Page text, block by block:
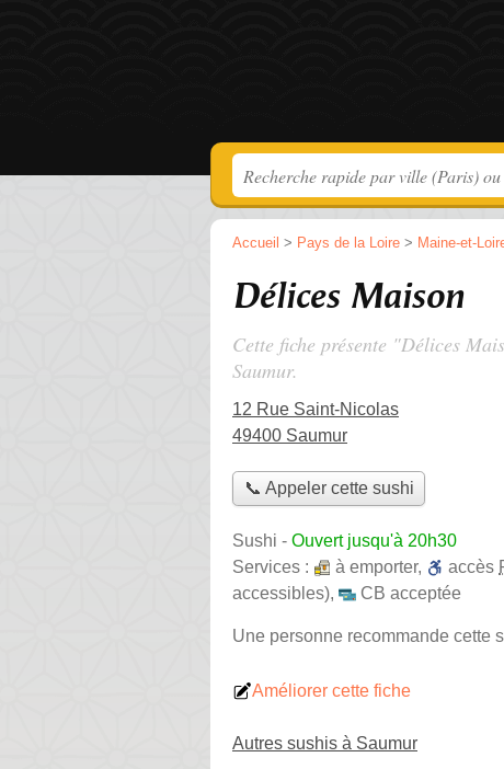
Accueil > Pays de la Loire > Maine-et-
Délices Maison
Cette fiche présente "Délices
Saumur.
12 Rue Saint-Nicolas
49400 Saumur
📞 Appeler cette sushi
Sushi - Ouvert jusqu'à 20h30
Services :
à emporter, accès
accessibles), CB acceptée
Une personne recommande cette
Améliorer cette fiche
Autres sushis à Saumur